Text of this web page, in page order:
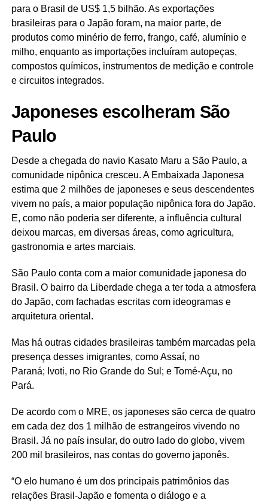
para o Brasil de US$ 1,5 bilhão. As exportações
brasileiras para o Japão foram, na maior parte, de
produtos como minério de ferro, frango, café, alumínio e
milho, enquanto as importações incluíram autopeças,
compostos químicos, instrumentos de medição e controle
e circuitos integrados.
Japoneses escolheram São
Paulo
Desde a chegada do navio Kasato Maru a São Paulo, a
comunidade nipônica cresceu. A Embaixada Japonesa
estima que 2 milhões de japoneses e seus descendentes
vivem no país, a maior população nipônica fora do Japão.
E, como não poderia ser diferente, a influência cultural
deixou marcas, em diversas áreas, como agricultura,
gastronomia e artes marciais.
São Paulo conta com a maior comunidade japonesa do
Brasil. O bairro da Liberdade chega a ter toda a atmosfera
do Japão, com fachadas escritas com ideogramas e
arquitetura oriental.
Mas há outras cidades brasileiras também marcadas pela
presença desses imigrantes, como Assaí, no
Paraná; Ivoti, no Rio Grande do Sul; e Tomé-Açu, no
Pará.
De acordo com o MRE, os japoneses são cerca de quatro
em cada dez dos 1 milhão de estrangeiros vivendo no
Brasil. Já no país insular, do outro lado do globo, vivem
200 mil brasileiros, nas contas do governo japonês.
“O elo humano é um dos principais patrimônios das
relações Brasil-Japão e fomenta o diálogo e a